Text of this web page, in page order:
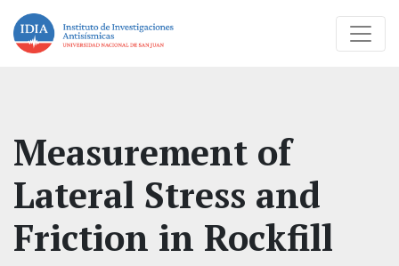
Measurement of
Lateral Stress and
Friction in Rockfill